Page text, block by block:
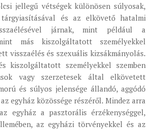
jellegű vétségek különösen súlyosak,
és az elkövető hatalmi
járnak, mint például a
más kiszolgáltatott személyekkel
visszaélés és szexuális kizsákmányolás.
kiszolgáltatott személyekkel szemben
vagy szerzetesek által elkövetett
és súlyos jelensége állandó, aggódó
egyház közössége részéről. Mindez arra
egyház a pasztorális érzékenységgel,
az egyházi törvényekkel és az